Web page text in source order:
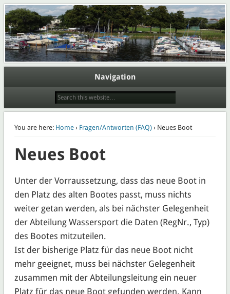
Wasserport im ESV Lok Potsdam
e.V.
Webpräsenz der Abteilung Wassersport des Eisenbahner Sportverein Lokomotive
Potsdam e.V.
Navigation
You are here: Home› Fragen/Antworten (FAQ)› Neues Boot
Neues Boot
Unter der Vorraussetzung, dass das neue Boot in
den Platz des alten Bootes passt, muss nichts
weiter getan werden, als bei nächster Gelegenheit
der Abteilung Wassersport die Daten (RegNr., Typ)
des Bootes mitzuteilen.
Ist der bisherige Platz für das neue Boot nicht
mehr geeignet, muss bei nächster Gelegenheit
zusammen mit der Abteilungsleitung ein neuer
Platz für das neue Boot gefunden werden. Kann